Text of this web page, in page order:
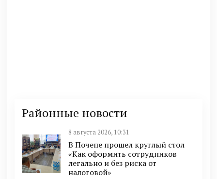
Районные новости
8 августа 2026, 10:31
В Почепе прошел круглый стол
«Как оформить сотрудников
легально и без риска от
налоговой»